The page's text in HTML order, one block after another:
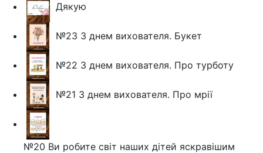
Дякую
№23 З днем вихователя. Букет
№22 З днем вихователя. Про турботу
№21 З днем вихователя. Про мрії
№20 Ви робите світ наших дітей яскравішим